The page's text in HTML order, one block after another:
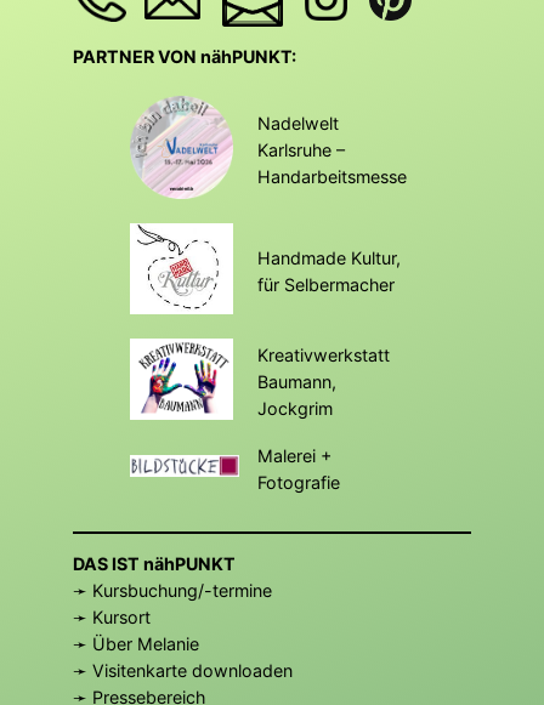
PARTNER VON nähPUNKT:
Nadelwelt
Karlsruhe –
Handarbeitsmesse
Handmade Kultur,
für Selbermacher
Kreativwerkstatt
Baumann,
Jockgrim
Malerei +
Fotografie
DAS IST nähPUNKT
➛ Kursbuchung/-termine
➛ Kursort
➛ Über Melanie
➛ Visitenkarte downloaden
➛ Pressebereich